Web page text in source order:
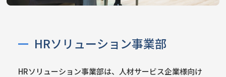
HRソリューション事業部
HRソリューション事業部は、人材サービス企業様向け